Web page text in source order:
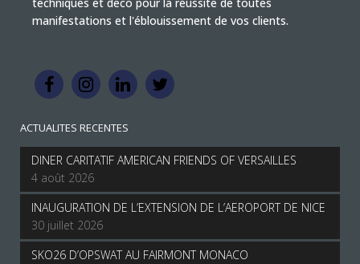
techniques et deco pour la réussite de toutes
manifestations et l'éblouissement de vos clients.
ACTUALITES RECENTES
DINER CARITATIF AMERICAN FRIENDS OF VERSAILLES
4 août 2026
INAUGURATION DE L’EXTENSION DE L’AEROPORT DE NICE
30 juillet 2026
SKO26 D’OPSWAT AU FAIRMONT MONACO